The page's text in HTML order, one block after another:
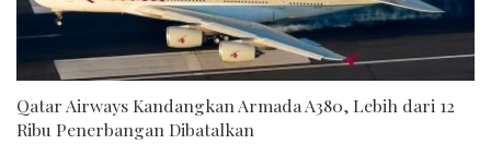
Qatar Airways Kandangkan Armada A380, Lebih dari 12
Ribu Penerbangan Dibatalkan